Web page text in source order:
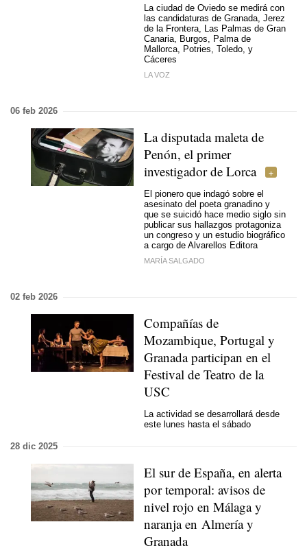
La ciudad de Oviedo se medirá con
las candidaturas de Granada, Jerez
de la Frontera, Las Palmas de Gran
Canaria, Burgos, Palma de
Mallorca, Potries, Toledo, y
Cáceres
LA VOZ
06 feb 2026
La disputada maleta de
Penón, el primer
investigador de Lorca
El pionero que indagó sobre el
asesinato del poeta granadino y
que se suicidó hace medio siglo sin
publicar sus hallazgos protagoniza
un congreso y un estudio biográfico
a cargo de Alvarellos Editora
MARÍA SALGADO
02 feb 2026
Compañías de
Mozambique, Portugal y
Granada participan en el
Festival de Teatro de la
USC
La actividad se desarrollará desde
este lunes hasta el sábado
28 dic 2025
El sur de España, en alerta
por temporal: avisos de
nivel rojo en Málaga y
naranja en Almería y
Granada